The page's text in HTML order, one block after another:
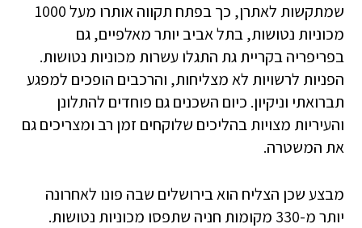
שמתקשות לאתרן, כך בפתח תקווה אותרו מעל 1000
מכוניות נטושות, בתל אביב יותר מאלפיים, גם
בפריפריה בקריית גת התגלו עשרות מכוניות נטושות.
הפניות לרשויות לא מצליחות, והרכבים הופכים למפגע
תברואתי וניקיון. כיום השכנים גם פוחדים להתלונן
והעיריות מצויות בהליכים שלוקחים זמן רב ומצריכים גם
את המשטרה.
מבצע שכן הצליח הוא בירושלים שבה פונו לאחרונה
יותר מ-330 מקומות חניה שתפסו מכוניות נטושות.